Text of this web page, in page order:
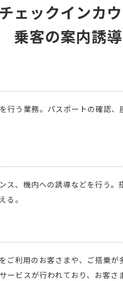
ェックインカ
乗客の案内誘
行う業務。パスポートの確認
ス、機内への誘導などを行う。
る。
ご利用のお客さまや、ご搭乗
ービスが行われており、お客さ